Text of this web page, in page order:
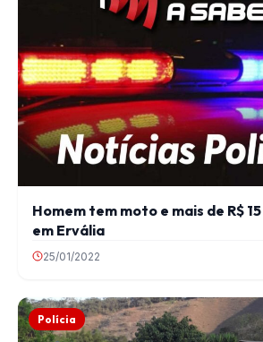
Homem tem moto e mais de R$
em Ervália
25/01/2022
Polícia